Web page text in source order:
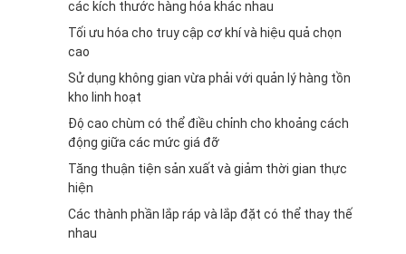
các kích thước hàng hóa khác nhau
Tối ưu hóa cho truy cập cơ khí và hiệu quả chọn
cao
Sử dụng không gian vừa phải với quản lý hàng tồn
kho linh hoạt
Độ cao chùm có thể điều chỉnh cho khoảng cách
động giữa các mức giá đỡ
Tăng thuận tiện sản xuất và giảm thời gian thực
hiện
Các thành phần lắp ráp và lắp đặt có thể thay thế
nhau